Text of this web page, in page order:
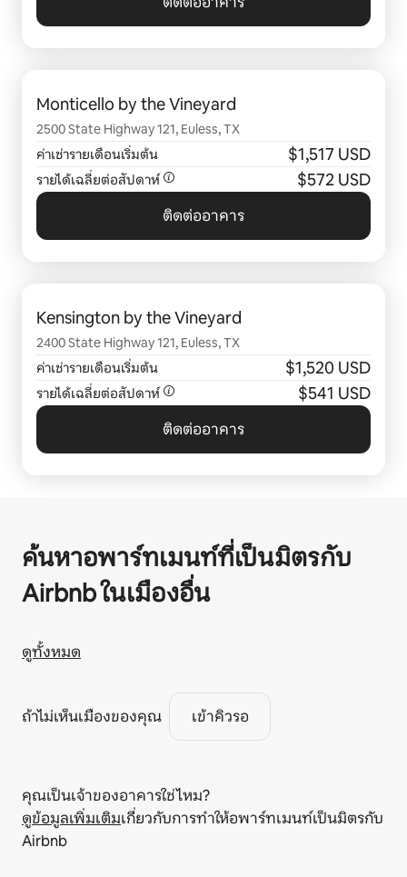
Monticello by the Vineyard
2500 State Highway 121, Euless, TX
ค่าเช่ารายเดือนเริ่มต้น
$1,517 USD
รายได้เฉลี่ยต่อสัปดาห์ $572 USD
ติดต่ออาคาร
Kensington by the Vineyard
2400 State Highway 121, Euless, TX
ค่าเช่ารายเดือนเริ่มต้น
$1,520 USD
รายได้เฉลี่ยต่อสัปดาห์ $541 USD
ติดต่ออาคาร
ค้นหาอพาร์ทเมนท์ที่เป็นมิตรกับ
Airbnb ในเมืองอื่น
ดูทั้งหมด
ถ้าไม่เห็นเมืองของคุณ เข้าคิวรอ
คุณเป็นเจ้าของอาคารใช่ไหม?
ดูข้อมูลเพิ่มเติมเกี่ยวกับการทำให้อพาร์ทเมนท์เป็นมิตรกับ
Airbnb